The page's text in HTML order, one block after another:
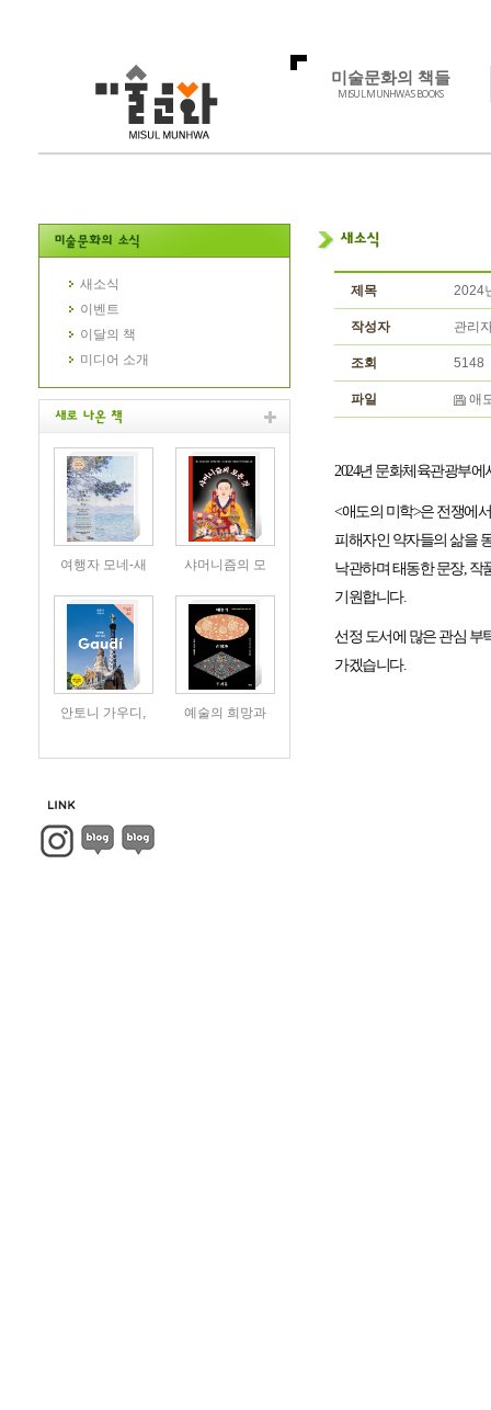
미술문화의 책들
MISUL MUNHWA'S BOOKS
새소식
이벤트
이달의 책
미디어 소개
여행자 모네-새 샤머니즘의 모
안토니 가우디, 예술의 희망과
제목 2024
작성자 관리
조회 5148
파일 애
2024년 문화체육관광부에
<애도의 미학>은 전쟁에
피해자인 약자들의 삶을
낙관하며 태동한 문장, 작
기원합니다.
선정 도서에 많은 관심 부
가겠습니다.